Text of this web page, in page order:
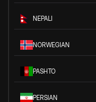
NEPALI
NORWEGIAN
PASHTO
PERSIAN